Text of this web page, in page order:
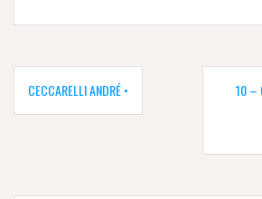
Navigation
l’article
CECCARELLI ANDRÉ •
10 –